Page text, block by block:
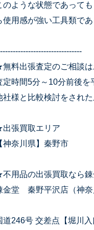
のような状態であって
使用感が強い工具類で
料出張査定のご相談は
定時間5分～10分前後を
社様と比較検討をされ
張買取エリア
神奈川県】秦野市
用品の出張買取なら錬
金堂 秦野平沢店（神奈
道246号 交差点【堀川